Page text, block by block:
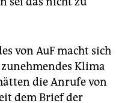
von AuF macht sich
Klima
die Anrufe von
dem Brief der